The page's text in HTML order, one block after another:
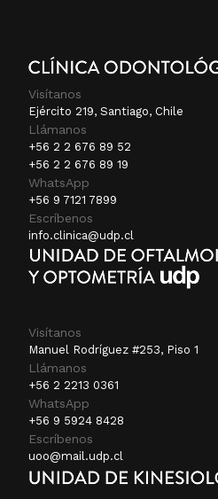
Visítanos
Ejército 219, Santiago, Chile
Llámanos
+56 2 2 676 89 52
+56 2 2 676 89 19
WhatsApp
+56 9 7121 7899
Escríbenos
info.clinica@udp.cl
Visítanos
Manuel Rodríguez #253, Piso 1
Llámanos
+56 2 2213 0361
WhatsApp
+56 9 5924 8428
Escríbenos
uoo@mail.udp.cl